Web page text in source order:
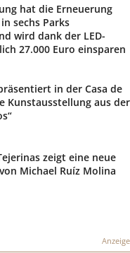
hat die Erneuerung
sechs Parks
wird dank der LED-
27.000 Euro einsparen
in der Casa de
Kunstausstellung aus der
zeigt eine neue
Michael Ruíz Molina
Anzeige